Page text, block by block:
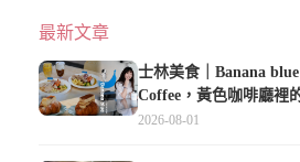
最新文章
士林美食｜Banana
Coffee，黃色咖啡廳裡
蕉甜點
2026-08-01